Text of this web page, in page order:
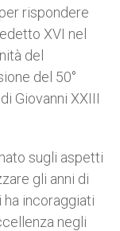
rispondere
XVI nel
del
del 50°
Giovanni XXIII
sugli aspetti
gli anni di
incoraggiati
negli